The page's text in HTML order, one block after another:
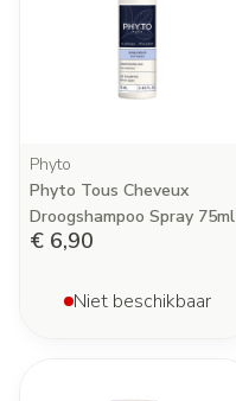
Phyto
Phyto Tous Cheveux
Droogshampoo Spray 75ml
€ 6,90
Niet beschikbaar